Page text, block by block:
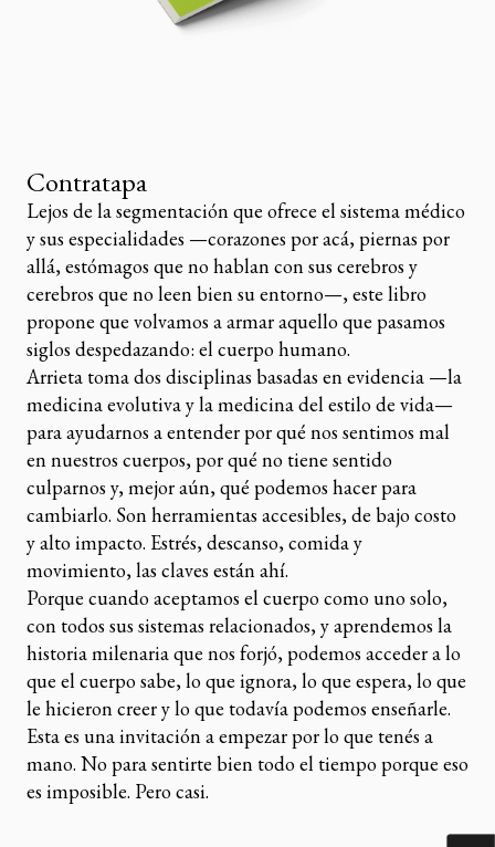
Contratapa
Lejos de la segmentación que ofrece el sistema médico
y sus especialidades —corazones por acá, piernas por
allá, estómagos que no hablan con sus cerebros y
cerebros que no leen bien su entorno—, este libro
propone que volvamos a armar aquello que pasamos
siglos despedazando: el cuerpo humano.
Arrieta toma dos disciplinas basadas en evidencia —la
medicina evolutiva y la medicina del estilo de vida—
para ayudarnos a entender por qué nos sentimos mal
en nuestros cuerpos, por qué no tiene sentido
culparnos y, mejor aún, qué podemos hacer para
cambiarlo. Son herramientas accesibles, de bajo costo
y alto impacto. Estrés, descanso, comida y
movimiento, las claves están ahí.
Porque cuando aceptamos el cuerpo como uno solo,
con todos sus sistemas relacionados, y aprendemos la
historia milenaria que nos forjó, podemos acceder a lo
que el cuerpo sabe, lo que ignora, lo que espera, lo que
le hicieron creer y lo que todavía podemos enseñarle.
Esta es una invitación a empezar por lo que tenés a
mano. No para sentirte bien todo el tiempo porque eso
es imposible. Pero casi.